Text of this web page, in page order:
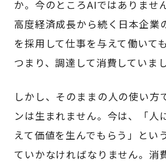
か。今のところAIではありませ
高度経済成長から続く日本企業
を採用して仕事を与えて働いて
つまり、調達して消費していまし
しかし、そのままの人の使い方
ンは生まれません。今は、「人
えて価値を生んでもらう」とい
ていかなければなりません。消